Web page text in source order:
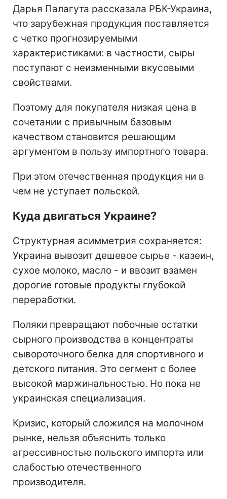
Дарья Палагута рассказала РБК-Украина,
что зарубежная продукция поставляется
с четко прогнозируемыми
характеристиками: в частности, сыры
поступают с неизменными вкусовыми
свойствами.
Поэтому для покупателя низкая цена в
сочетании с привычным базовым
качеством становится решающим
аргументом в пользу импортного товара.
При этом отечественная продукция ни в
чем не уступает польской.
Куда двигаться Украине?
Структурная асимметрия сохраняется:
Украина вывозит дешевое сырье - казеин,
сухое молоко, масло - и ввозит взамен
дорогие готовые продукты глубокой
переработки.
Поляки превращают побочные остатки
сырного производства в концентраты
сывороточного белка для спортивного и
детского питания. Это сегмент с более
высокой маржинальностью. Но пока не
украинская специализация.
Кризис, который сложился на молочном
рынке, нельзя объяснить только
агрессивностью польского импорта или
слабостью отечественного
производителя.